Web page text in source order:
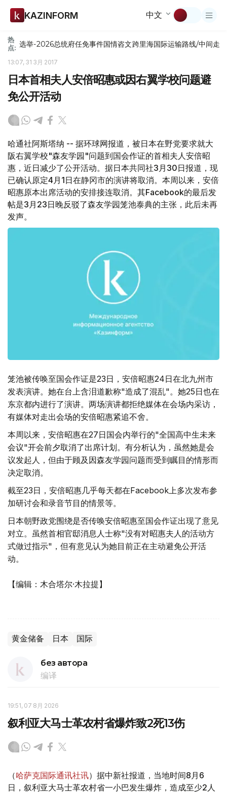
KAZINFORM 中文
热
点: 选举-2026总统府任免事件国情咨文跨里海国际运输路线/中间走廊
13:07, 31 3月 2017
日本首相夫人安倍昭惠或因右翼学校问题避
免公开活动
哈通社阿斯塔纳 -- 据环球网报道，被日本在野党要求就大
阪右翼学校"森友学园"问题到国会作证的首相夫人安倍昭
惠，近日减少了公开活动。据日本共同社3月30日报道，现
已确认原定4月1日在静冈市的演讲将取消。本周以来，安倍
昭惠原本出席活动的安排接连取消。其Facebook的最后发
帖是3月23日晚反驳了森友学园笼池泰典的主张，此后未再
发声。
笼池被传唤至国会作证是23日，安倍昭惠24日在北九州市
发表演讲。她在台上含泪道歉称"造成了混乱"。她25日也在
东京都内进行了演讲。两场演讲都拒绝媒体在会场内采访，
有媒体对走出会场的安倍昭惠紧追不舍。
本周以来，安倍昭惠在27日国会内举行的"全国高中生未来
会议"开会前夕取消了出席计划。有分析认为，虽然她是会
议发起人，但由于顾及因森友学园问题而受到瞩目的情形而
决定取消。
截至23日，安倍昭惠几乎每天都在Facebook上多次发布参
加研讨会和录音节目的情景等。
日本朝野政党围绕是否传唤安倍昭惠至国会作证出现了意见
对立。虽然首相官邸消息人士称"没有对昭惠夫人的活动方
式做过指示"，但有意见认为她目前正在主动避免公开活
动。
【编辑：木合塔尔·木拉提】
黄金储备 日本 国际
без автора
编译
19:51, 07 8月 2026
叙利亚大马士革农村省爆炸致2死13伤
（哈萨克国际通讯社讯）据中新社报道，当地时间8月6
日，叙利亚大马士革农村省一小巴发生爆炸，造成至少2人